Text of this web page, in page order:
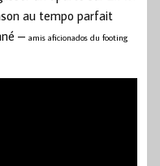
au tempo parfait
– amis aficionados du footing